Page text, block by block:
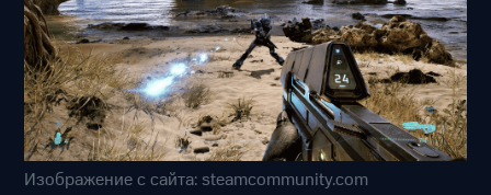
Изображение с сайта: steamcommunity.com